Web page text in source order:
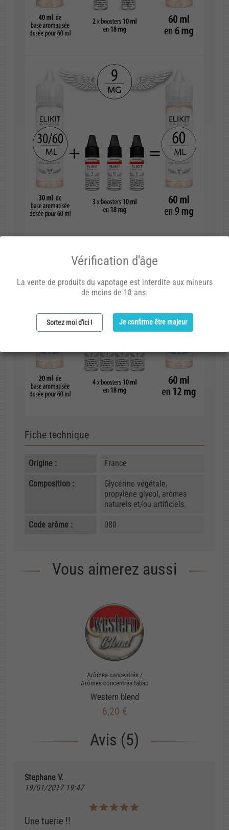
Fiche technique
Origine : France
Composition :
Glycérine végétale,
propylène glycol, arômes
naturels et/ou artificiels.
Code arôme : 080
Vous aimerez aussi
Arômes concentrés /
Arômes concentrés tabac
Western blend
6,20 €
Avis (5)
Stephane V.
19/01/2017 19:47
Une tuerie !!
Vérification d'âge
La vente de produits du vapotage est interdite aux mineurs
de moins de 18 ans.
Sortez moi d'ici ! Je confirme être majeur